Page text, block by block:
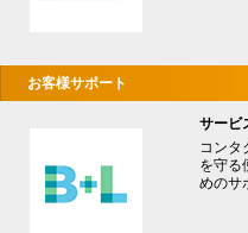
お客様サポート
サービ
コンタ
を守る
めのサ